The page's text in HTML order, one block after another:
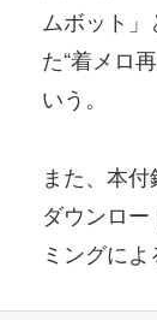
ムボット
た“着メロ
いう。
また、本
ダウンロ
ミングに